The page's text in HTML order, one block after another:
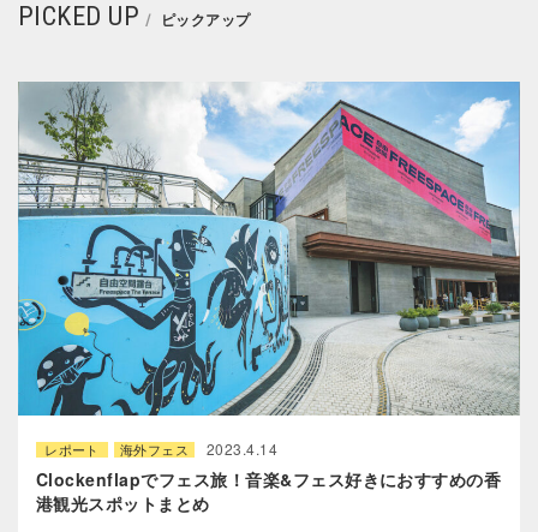
PICKED UP ピックアップ
レポート 海外フェス 2023.4.14
Clockenflapでフェス旅！音楽&フェス好きにおすすめの香
港観光スポットまとめ